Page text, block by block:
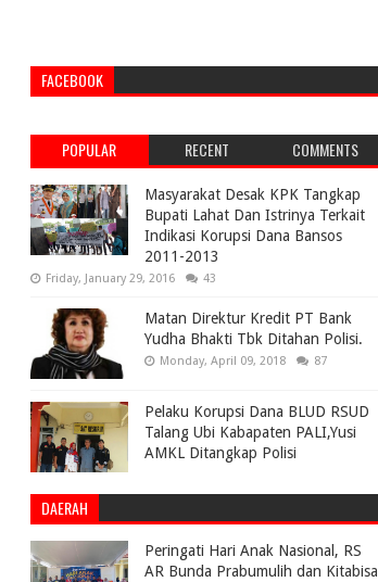
FACEBOOK
POPULAR RECENT COMMENTS
Masyarakat Desak KPK Tangkap
Bupati Lahat Dan Istrinya Terkait
Indikasi Korupsi Dana Bansos
2011-2013
Friday, January 29, 2016 43
Matan Direktur Kredit PT Bank
Yudha Bhakti Tbk Ditahan Polisi.
Monday, April 09, 2018 87
Pelaku Korupsi Dana BLUD RSUD
Talang Ubi Kabapaten PALI,Yusi
AMKL Ditangkap Polisi
DAERAH
Peringati Hari Anak Nasional, RS
AR Bunda Prabumulih dan Kitabisa